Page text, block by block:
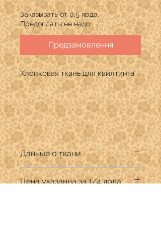
Заказывать от 0,5 ярда.
Предоплаты не надо.
Предзамовлення
Хлопковая ткань для квилтинга.
Данные о ткани
Производитель:ANDOVER FABRICS
Дизайнер:
Цена указанна за 1/4 ярда